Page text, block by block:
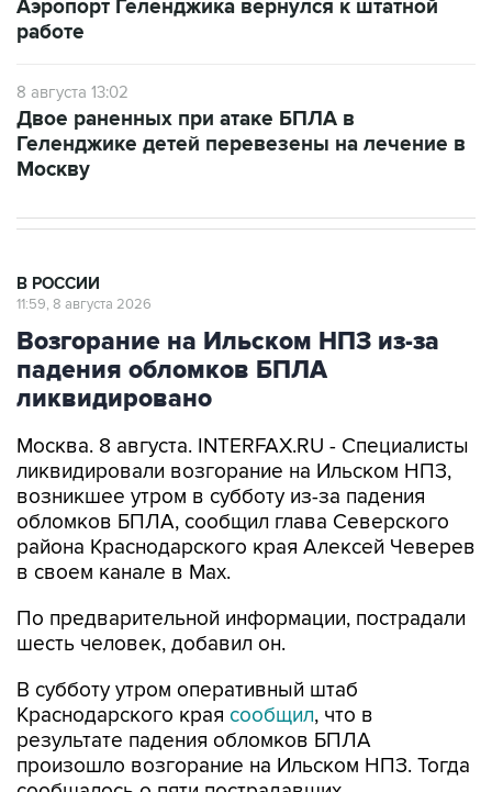
Аэропорт Геленджика вернулся к штатной
работе
8 августа 13:02
Двое раненных при атаке БПЛА в
Геленджике детей перевезены на лечение в
Москву
В РОССИИ
11:59, 8 августа 2026
Возгорание на Ильском НПЗ из-за
падения обломков БПЛА
ликвидировано
Москва. 8 августа. INTERFAX.RU - Специалисты
ликвидировали возгорание на Ильском НПЗ,
возникшее утром в субботу из-за падения
обломков БПЛА, сообщил глава Северского
района Краснодарского края Алексей Чеверев
в своем канале в Max.
По предварительной информации, пострадали
шесть человек, добавил он.
В субботу утром оперативный штаб
Краснодарского края сообщил, что в
результате падения обломков БПЛА
произошло возгорание на Ильском НПЗ. Тогда